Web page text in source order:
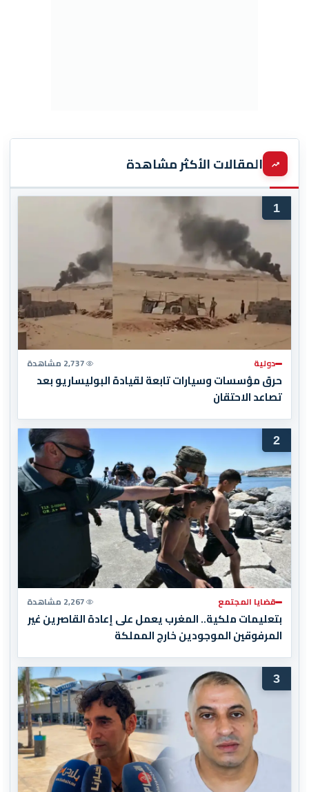
المقالات الأكثر مشاهدة
1
دولية 2,737 مشاهدة
حرق مؤسسات وسيارات تابعة لقيادة البوليساريو بعد
تصاعد الاحتقان
2
قضايا المجتمع 2,267 مشاهدة
بتعليمات ملكية.. المغرب يعمل على إعادة القاصرين غير
المرفوقين الموجودين خارج المملكة
3